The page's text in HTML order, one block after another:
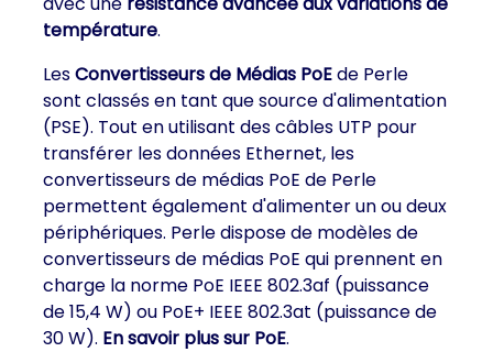
température.
LesConvertisseurs de Médias PoEde Perle
sont classés en tant que source d'alimentation
(PSE). Tout en utilisant des câbles UTP pour
transférer les données Ethernet, les
convertisseurs de médias PoE de Perle
permettent également d'alimenter un ou deux
périphériques. Perle dispose de modèles de
convertisseurs de médias PoE qui prennent en
charge la norme PoE IEEE 802.3af (puissance
de 15,4 W) ou PoE+ IEEE 802.3at (puissance de
30 W). En savoir plus sur PoE.